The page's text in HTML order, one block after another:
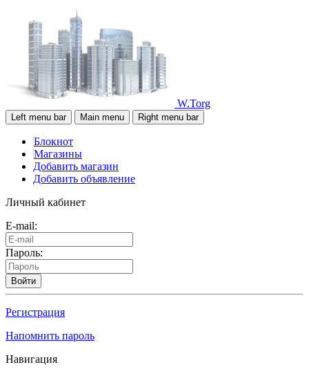
W.Torg
Left menu bar Main menu Right menu bar
Блокнот
Магазины
Добавить магазин
Добавить объявление
Личный кабинет
E-mail:
Пароль:
Войти
Регистрация
Напомнить пароль
Навигация